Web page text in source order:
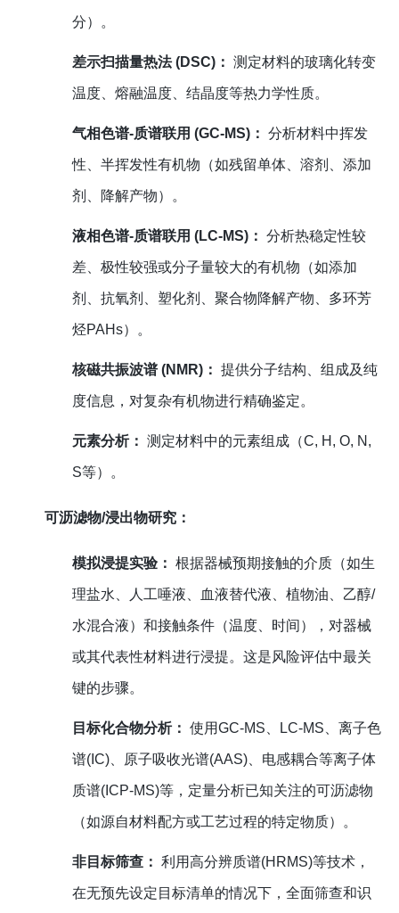
分）。
差示扫描量热法 (DSC)： 测定材料的玻璃化转变
温度、熔融温度、结晶度等热力学性质。
气相色谱-质谱联用 (GC-MS)： 分析材料中挥发
性、半挥发性有机物（如残留单体、溶剂、添加
剂、降解产物）。
液相色谱-质谱联用 (LC-MS)： 分析热稳定性较
差、极性较强或分子量较大的有机物（如添加
剂、抗氧剂、塑化剂、聚合物降解产物、多环芳
烃PAHs）。
核磁共振波谱 (NMR)： 提供分子结构、组成及纯
度信息，对复杂有机物进行精确鉴定。
元素分析： 测定材料中的元素组成（C, H, O, N,
S等）。
可沥滤物/浸出物研究：
模拟浸提实验： 根据器械预期接触的介质（如生
理盐水、人工唾液、血液替代液、植物油、乙醇/
水混合液）和接触条件（温度、时间），对器械
或其代表性材料进行浸提。这是风险评估中最关
键的步骤。
目标化合物分析： 使用GC-MS、LC-MS、离子色
谱(IC)、原子吸收光谱(AAS)、电感耦合等离子体
质谱(ICP-MS)等，定量分析已知关注的可沥滤物
（如源自材料配方或工艺过程的特定物质）。
非目标筛查： 利用高分辨质谱(HRMS)等技术，
在无预先设定目标清单的情况下，全面筛查和识